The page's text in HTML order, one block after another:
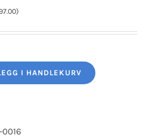
)
I HANDLEKURV
0016